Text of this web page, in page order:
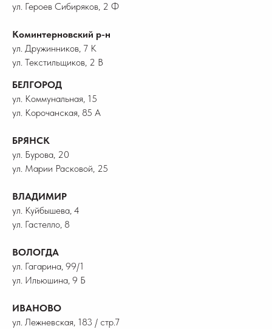
ул. Героев Сибиряков, 2 Ф
Коминтерновский р-н
ул. Дружинников, 7 К
ул. Текстильщиков, 2 В
БЕЛГОРОД
ул. Коммунальная, 15
ул. Корочанская, 85 А
БРЯНСК
ул. Бурова, 20
ул. Марии Расковой, 25
ВЛАДИМИР
ул. Куйбышева, 4
ул. Гастелло, 8
ВОЛОГДА
ул. Гагарина, 99/1
ул. Ильюшина, 9 Б
ИВАНОВО
ул. Лежневская, 183 / стр.7